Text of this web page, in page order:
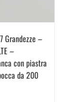
Grandezze –
–
con piastra
da 200